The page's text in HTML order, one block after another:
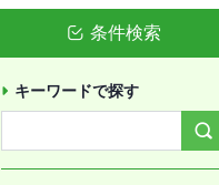
条件検索
キーワードで探す